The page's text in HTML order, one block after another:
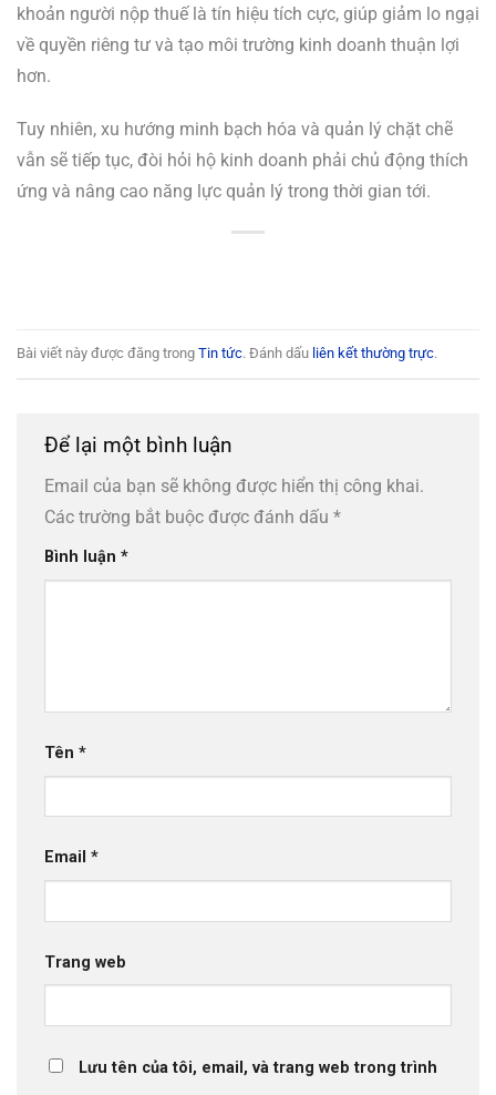
khoản người nộp thuế là tín hiệu tích cực, giúp giảm lo ngại
về quyền riêng tư và tạo môi trường kinh doanh thuận lợi
hơn.
Tuy nhiên, xu hướng minh bạch hóa và quản lý chặt chẽ
vẫn sẽ tiếp tục, đòi hỏi hộ kinh doanh phải chủ động thích
ứng và nâng cao năng lực quản lý trong thời gian tới.
Bài viết này được đăng trong Tin tức. Đánh dấu liên kết thường trực.
Để lại một bình luận
Email của bạn sẽ không được hiển thị công khai.
Các trường bắt buộc được đánh dấu *
Bình luận *
Tên *
Email *
Trang web
Lưu tên của tôi, email, và trang web trong trình